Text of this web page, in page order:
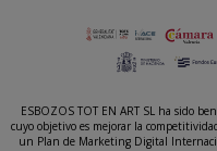
ESBOZOS TOT EN ART SL ha sido
cuyo objetivo es mejorar la
un Plan de Marketing Digital